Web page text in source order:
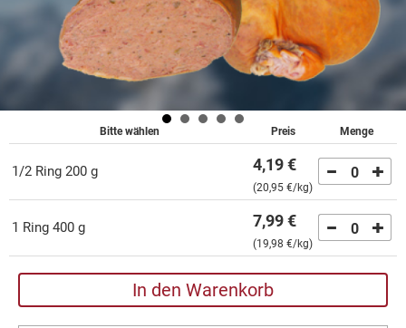
Bitte wählen Preis Menge
1/2 Ring 200 g 4,19 €
(20,95 €/kg)
0
1 Ring 400 g 7,99 €
(19,98 €/kg)
0
In den Warenkorb